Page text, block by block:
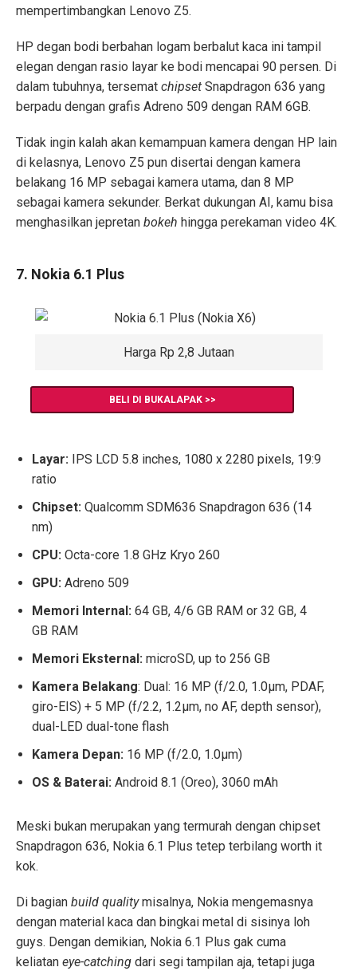
mempertimbangkan Lenovo Z5.
HP degan bodi berbahan logam berbalut kaca ini tampil
elegan dengan rasio layar ke bodi mencapai 90 persen. Di
dalam tubuhnya, tersemat chipset Snapdragon 636 yang
berpadu dengan grafis Adreno 509 dengan RAM 6GB.
Tidak ingin kalah akan kemampuan kamera dengan HP lain
di kelasnya, Lenovo Z5 pun disertai dengan kamera
belakang 16 MP sebagai kamera utama, dan 8 MP
sebagai kamera sekunder. Berkat dukungan AI, kamu bisa
menghasilkan jepretan bokeh hingga perekaman video 4K.
7. Nokia 6.1 Plus
Harga Rp 2,8 Jutaan
BELI DI BUKALAPAK >>
Layar:
IPS LCD 5.8 inches, 1080 x 2280 pixels, 19:9
ratio
Chipset: Qualcomm SDM636 Snapdragon 636 (14
nm)
CPU: Octa-core 1.8 GHz Kryo 260
GPU: Adreno 509
Memori Internal: 64 GB, 4/6 GB RAM or 32 GB, 4
GB RAM
Memori Eksternal: microSD, up to 256 GB
Kamera Belakang: Dual: 16 MP (f/2.0, 1.0µm, PDAF,
giro-EIS) + 5 MP (f/2.2, 1.2µm, no AF, depth sensor),
dual-LED dual-tone flash
Kamera Depan: 16 MP (f/2.0, 1.0µm)
OS & Baterai: Android 8.1 (Oreo), 3060 mAh
Meski bukan merupakan yang termurah dengan chipset
Snapdragon 636, Nokia 6.1 Plus tetep terbilang worth it
kok.
Di bagian build qualitymisalnya, Nokia mengemasnya
dengan material kaca dan bingkai metal di sisinya loh
guys. Dengan demikian, Nokia 6.1 Plus gak cuma
keliatan eye-catching dari segi tampilan aja, tetapi juga